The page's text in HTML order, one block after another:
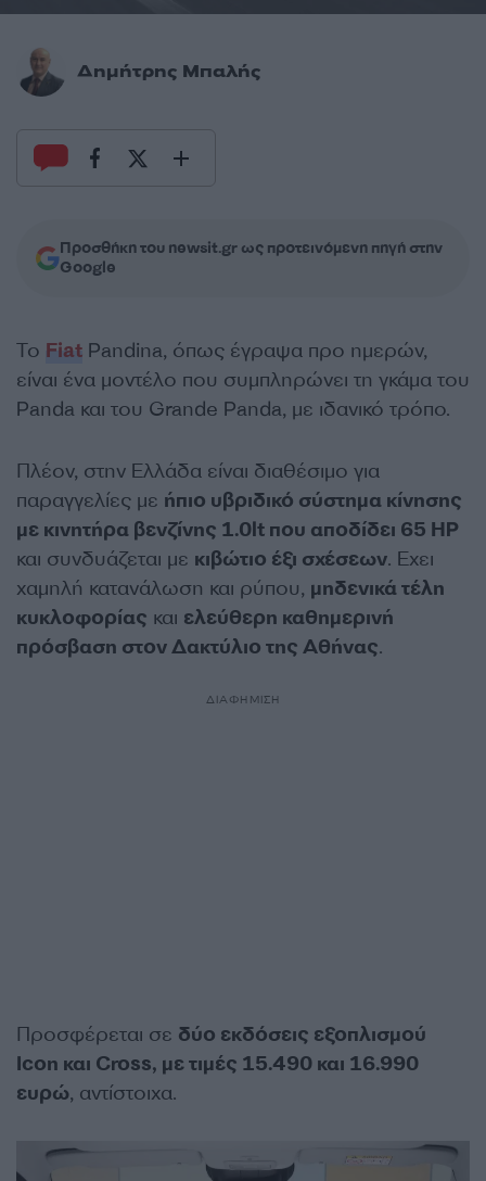
Δημήτρης Μπαλής
Προσθήκη του newsit.gr ως προτεινόμενη πηγή στην
Google
Το Fiat Pandina, όπως έγραψα προ ημερών,
είναι ένα μοντέλο που συμπληρώνει τη γκάμα του
Panda και του Grande Panda, με ιδανικό τρόπο.
Πλέον, στην Ελλάδα είναι διαθέσιμο για
παραγγελίες με ήπιο υβριδικό σύστημα κίνησης
με κινητήρα βενζίνης 1.0lt που αποδίδει 65 HP
και συνδυάζεται με κιβώτιο έξι σχέσεων. Εχει
χαμηλή κατανάλωση και ρύπου, μηδενικά τέλη
κυκλοφορίας και ελεύθερη καθημερινή
πρόσβαση στον Δακτύλιο της Αθήνας.
ΔΙΑΦΗΜΙΣΗ
Προσφέρεται σε δύο εκδόσεις εξοπλισμού
Icon και Cross, με τιμές 15.490 και 16.990
ευρώ, αντίστοιχα.